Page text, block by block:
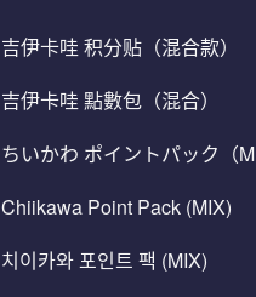
吉伊卡哇 积分贴（混合款）
吉伊卡哇 點數包（混合）
ちいかわ ポイントパック（
Chiikawa Point Pack (MIX)
치이카와 포인트 팩 (MIX)